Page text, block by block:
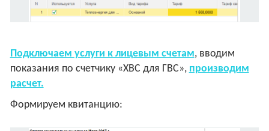
Подключаем услуги к лицевым счетам, вводим
показания по счетчику «ХВС для ГВС», производим
расчет.
Формируем квитанцию: